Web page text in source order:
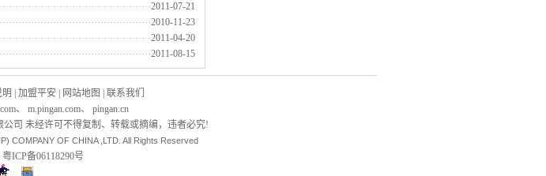
2011-07-21
2010-11-23
2011-04-20
2011-08-15
明 加盟平安 网站地图
联系我们
、 m.pingan.com、 pingan.cn
司 未经许可不得复制、转载或摘编，违者必究!
COMPANY OF CHINA ,LTD. All Rights Reserved
粤ICP备06118290号